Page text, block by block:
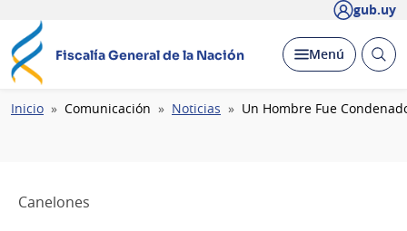
gub.uy
Fiscalía General de la Nación Desplegar
Menú Abrir
Ruta
Inicio Comunicación Noticias Un Hombre Fue
Canelones